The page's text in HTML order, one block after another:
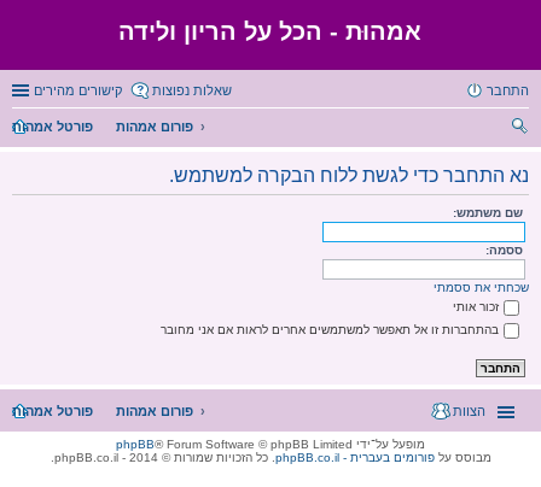
אמהוּת - הכל על הריון ולידה
קישורים מהירים שאלות נפוצות התחבר
פורטל אמהות
פורום אמהות
ש
נא התחבר כדי לגשת ללוח הבקרה למשתמש.
שם משתמש:
ססמה:
שכחתי את ססמתי
זכור אותי
בהתחברות זו אל תאפשר למשתמשים אחרים לראות אם אני מחובר
פורטל אמהות פורום אמהות הצוות
מופעל על־ידי phpBB® Forum Software © phpBB Limited
מבוסס עלphpBB.co.il - פורומים בעברית . כל הזכויות שמורות © 2014 - phpBB.co.il.